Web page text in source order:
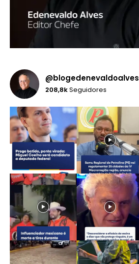
@blogedenevaldoalves
208,8kSeguidores